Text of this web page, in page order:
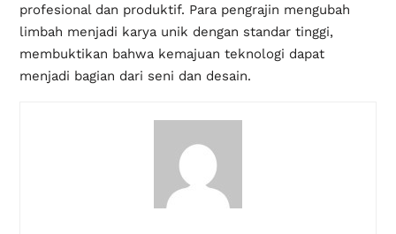
profesional dan produktif. Para pengrajin mengubah
limbah menjadi karya unik dengan standar tinggi,
membuktikan bahwa kemajuan teknologi dapat
menjadi bagian dari seni dan desain.